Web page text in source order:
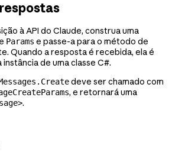
à API do Claude, construa uma
Params e passe-a para o método de
Quando a resposta é recebida, ela é
de uma classe C#.
deve ser chamado com
, e retornará uma
.